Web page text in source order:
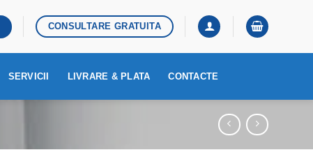
CONSULTARE GRATUITA
SERVICII LIVRARE & PLATA CONTACTE